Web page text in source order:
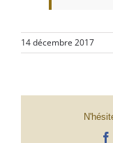
14 décembre 2017